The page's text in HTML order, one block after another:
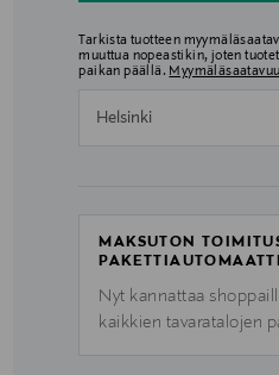
Tarkista tuotteen
muuttua nopeastikin, joten
paikan päällä.
Helsinki
MAKSUTON
Nyt kannattaa
kaikkien tavaratalojen